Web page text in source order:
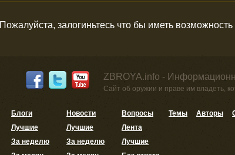
Пожалуйста, залогиньтесь что бы иметь
ZBROYA.info -
Сайт об оружии и праве им владеть,
Блоги
Лучшие
За неделю
Новости
Лучшие
За неделю
Вопросы
Лента
Лучшие
Темы Авторы